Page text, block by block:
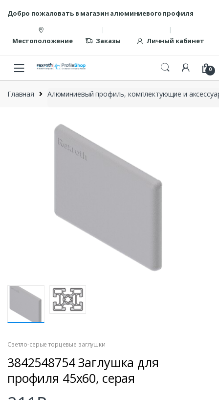
содержанию
Добро пожаловать в магазин алюминиевого профиля
Местоположение Заказы Личный кабинет
0
Главная Алюминиевый профиль, комплектующие и
Светло-серые торцевые заглушки
3842548754 Заглушка для
профиля 45х60, серая